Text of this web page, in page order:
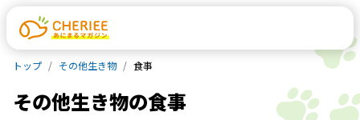
トップ その他生き物 食事
その他生き物の食事